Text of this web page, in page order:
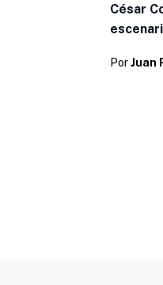
César
PorJuan